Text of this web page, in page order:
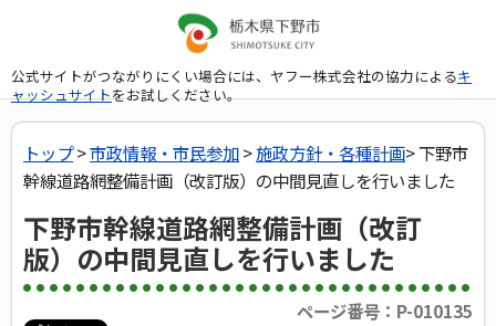
公式サイトがつながりにくい場合には、ヤフー株式会社の協力によるキ
ャッシュサイトをお試しください。
トップ>市政情報・市民参加>施政方針・各種計画> 下野市
幹線道路網整備計画（改訂版）の中間見直しを行いました
下野市幹線道路網整備計画（改訂
版）の中間見直しを行いました
ページ番号：P-010135